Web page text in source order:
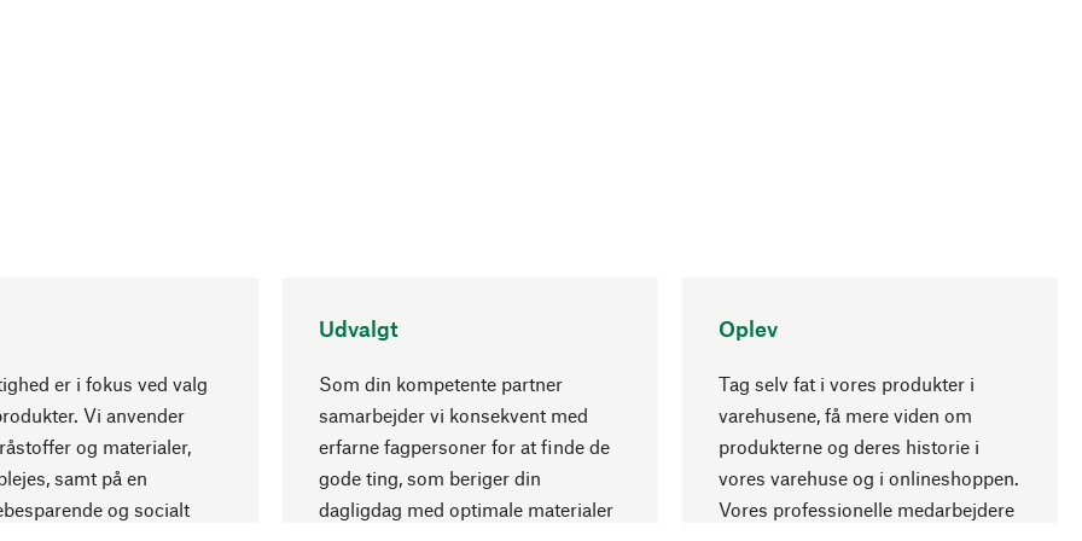
er i fokus ved valg
Vi anvender
og materialer,
samt på en
og socialt
Udvalgt
Som din kompetente partner
samarbejder vi konsekvent med
erfarne fagpersoner for at finde de
gode ting, som beriger din
dagligdag med optimale materialer
Oplev
Tag selv fat i vores produkter i
varehusene, få mere viden om
produkterne og deres historie i
vores varehuse og i onlineshoppen.
Vores professionelle medarbejdere
Opadgående